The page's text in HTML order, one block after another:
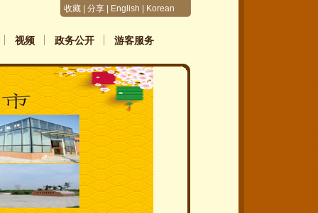
收藏 分享 English Korean
视频 政务公开 游客服务